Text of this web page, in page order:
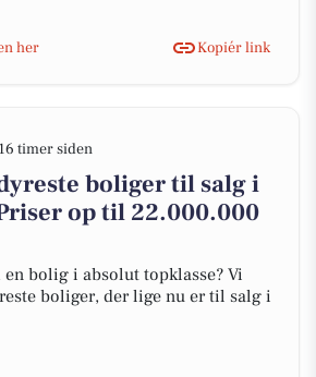
her
Kopiér link
16 timer siden
boliger til salg i
op til 22.000.000
bolig i absolut topklasse? Vi
boliger, der lige nu er til salg i